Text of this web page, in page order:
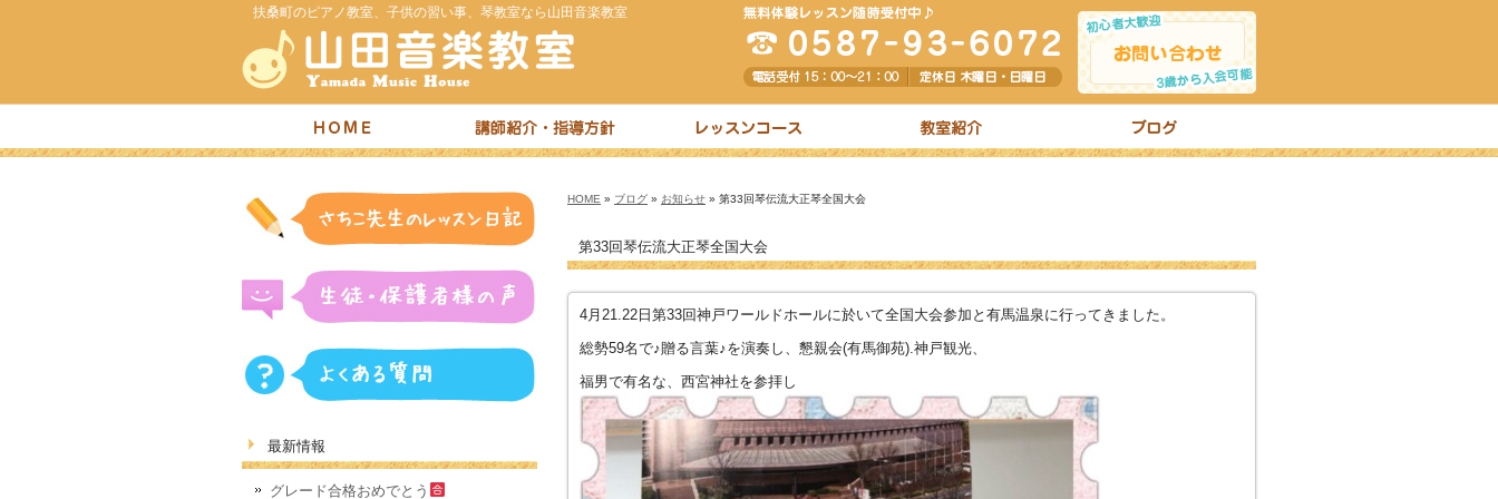
扶桑町のピアノ教室、子供の習い事、琴教室なら山田音楽教室
HOME » ブログ » お知らせ » 第33回琴伝流大正琴全国大会
第33回琴伝流大正琴全国大会
4月21.22日第33回神戸ワールドホールに於いて全国大会参加と有馬温泉に行ってきました。
総勢59名で♪贈る言葉♪を演奏し、懇親会(有馬御苑).神戸観光、
福男で有名な、西宮神社を参拝し
最新情報
グレード合格おめでとう